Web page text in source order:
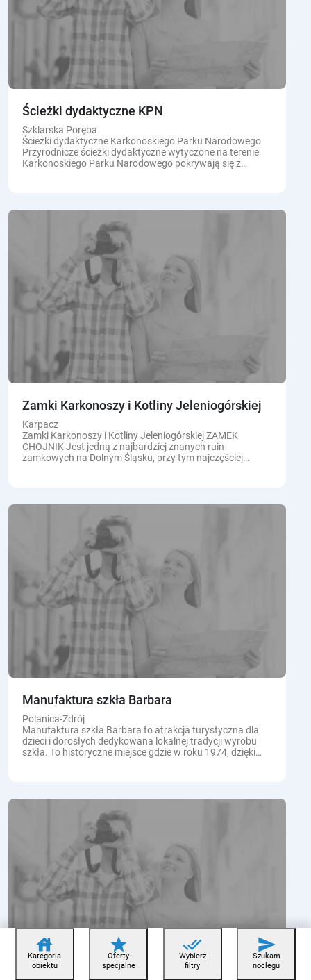
Ścieżki dydaktyczne KPN
Szklarska Poręba
Ścieżki dydaktyczne Karkonoskiego Parku Narodowego
Przyrodnicze ścieżki dydaktyczne wytyczone na terenie
Karkonoskiego Parku Narodowego pokrywają się z
Zamki Karkonoszy i Kotliny Jeleniogórskiej
Karpacz
Zamki Karkonoszy i Kotliny Jeleniogórskiej ZAMEK
CHOJNIK Jest jedną z najbardziej znanych ruin
zamkowych na Dolnym Śląsku, przy tym najczęściej
Manufaktura szkła Barbara
Polanica-Zdrój
Manufaktura szkła Barbara to atrakcja turystyczna dla
dzieci i dorosłych dedykowana lokalnej tradycji wyrobu
szkła. To historyczne miejsce gdzie w roku 1974, dzięki
house
Kategoria
obiektu
star
Oferty
specjalne
done_all
Wybierz
filtry
send
Szukam
noclegu